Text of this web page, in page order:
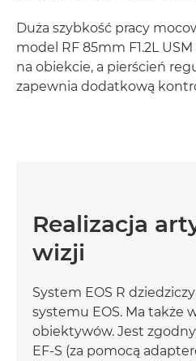
Duża szybkość pracy
model RF 85mm F1.2L
na obiekcie, a pierścień
zapewnia dodatkową
Realizacja
wizji
System EOS R
systemu EOS. Ma także
obiektywów. Jest
EF-S (za pomocą